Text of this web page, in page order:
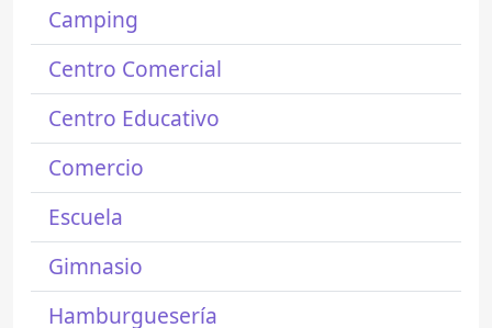
Camping
Centro Comercial
Centro Educativo
Comercio
Escuela
Gimnasio
Hamburguesería